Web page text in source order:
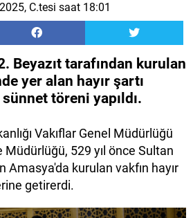
C.tesi saat 18:01
Beyazıt tarafından kurulan
yer alan hayır şartı
töreni yapıldı.
Vakıflar Genel Müdürlüğü
Müdürlüğü, 529 yıl önce Sultan
Amasya'da kurulan vakfın hayır
getirerdi.